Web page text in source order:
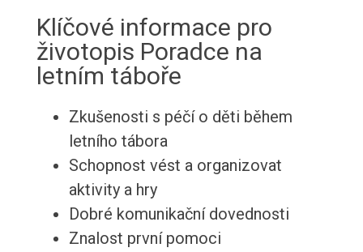
Klíčové informace pro
životopis Poradce na
letním táboře
Zkušenosti s péčí o děti během
letního tábora
Schopnost vést a organizovat
aktivity a hry
Dobré komunikační dovednosti
Znalost první pomoci